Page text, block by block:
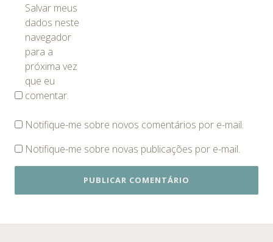
Salvar meus
dados neste
navegador
para a
próxima vez
que eu
comentar.
Notifique-me sobre novos comentários por e-mail.
Notifique-me sobre novas publicações por e-mail.